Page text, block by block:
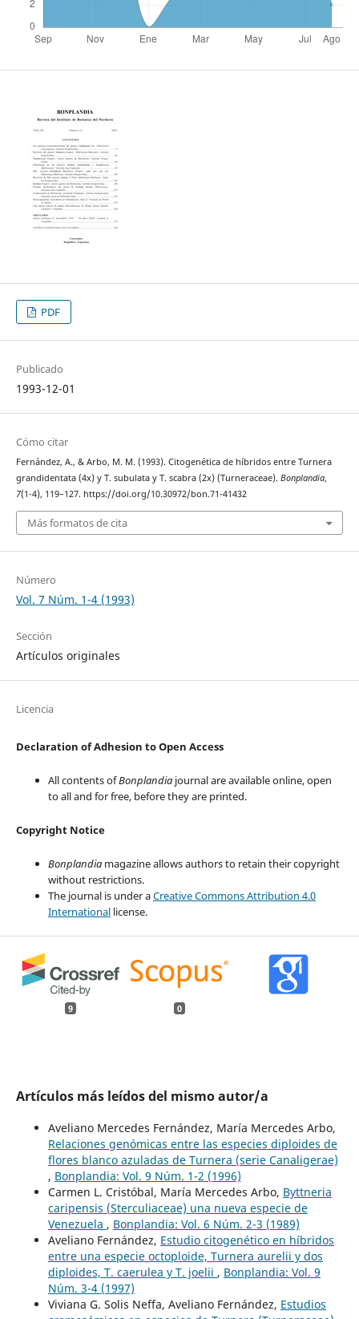
PDF
Publicado
1993-12-01
Cómo citar
Fernández, A., & Arbo, M. M. (1993). Citogenética de híbridos entre Turnera
grandidentata (4x) y T. subulata y T. scabra (2x) (Turneraceae). Bonplandia,
7(1-4), 119–127. https://doi.org/10.30972/bon.71-41432
Más formatos de cita
Número
Vol. 7 Núm. 1-4 (1993)
Sección
Artículos originales
Licencia
Declaration of Adhesion to Open Access
All contents ofBonplandiajournal are available online, open
to all and for free, before they are printed.
Copyright Notice
Bonplandiamagazine allows authors to retain their copyright
without restrictions.
The journal is under aCreative Commons Attribution 4.0
Internationallicense.
9 0
Artículos más leídos del mismo autor/a
Aveliano Mercedes Fernández, María Mercedes Arbo,
Relaciones genómicas entre las especies diploides de
flores blanco azuladas de Turnera (serie Canaligerae)
, Bonplandia: Vol. 9 Núm. 1-2 (1996)
Carmen L. Cristóbal, María Mercedes Arbo, Byttneria
caripensis (Sterculiaceae) una nueva especie de
Venezuela , Bonplandia: Vol. 6 Núm. 2-3 (1989)
Aveliano Fernández, Estudio citogenético en híbridos
entre una especie octoploide, Turnera aurelii y dos
diploides, T. caerulea y T. joelii , Bonplandia: Vol. 9
Núm. 3-4 (1997)
Viviana G. Solis Neffa, Aveliano Fernández, Estudios